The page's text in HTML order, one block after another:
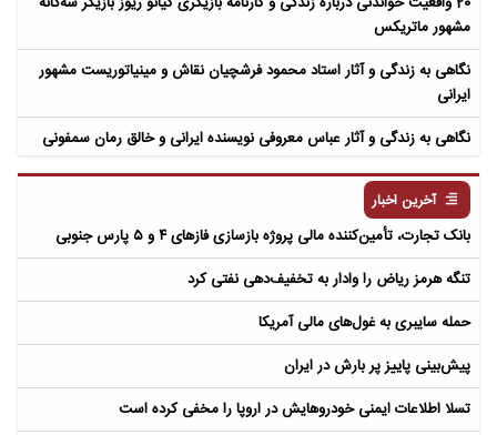
مشهور ماتریکس
نگاهی به زندگی و آثار استاد محمود فرشچیان نقاش و مینیاتوریست مشهور
ایرانی
نگاهی به زندگی و آثار عباس معروفی نویسنده ایرانی و خالق رمان سمفونی
آخرین اخبار
بانک تجارت، تأمین‌کننده مالی پروژه بازسازی فازهای ۴ و ۵ پارس جنوبی
تنگه هرمز ریاض را وادار به تخفیف‌دهی نفتی کرد
حمله سایبری به غول‌های مالی آمریکا
پیش‌بینی پاییز پر بارش در ایران
تسلا اطلاعات ایمنی خودروهایش در اروپا را مخفی کرده است